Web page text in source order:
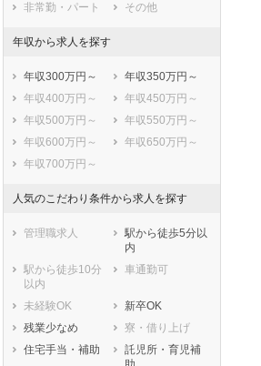
非常勤・パート
その他
年収から求人を探す
年収300万円～
年収350万円～
年収400万円～
年収450万円～
年収500万円～
年収550万円～
年収600万円～
年収650万円～
年収700万円～
人気のこだわり条件から求人を探す
管理職求人
駅から徒歩5分以
内
駅から徒歩10分
以内
車通勤可
未経験OK
新卒OK
残業少なめ
寮・借り上げ
住宅手当・補助
託児所・育児補